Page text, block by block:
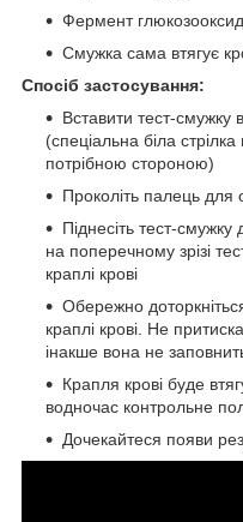
Фермент г
Смужка сама втягує
Спосіб застосування:
Вставити тест-смужку
(спеціальна біла
потрібною стороною)
Проколіть палець для
Піднесіть тест-смужку
на поперечному зрізі
краплі крові
Обережно
краплі крові. Не
інакше вона не
Крапля крові буде
водночас контрольне
Дочекайтеся появи